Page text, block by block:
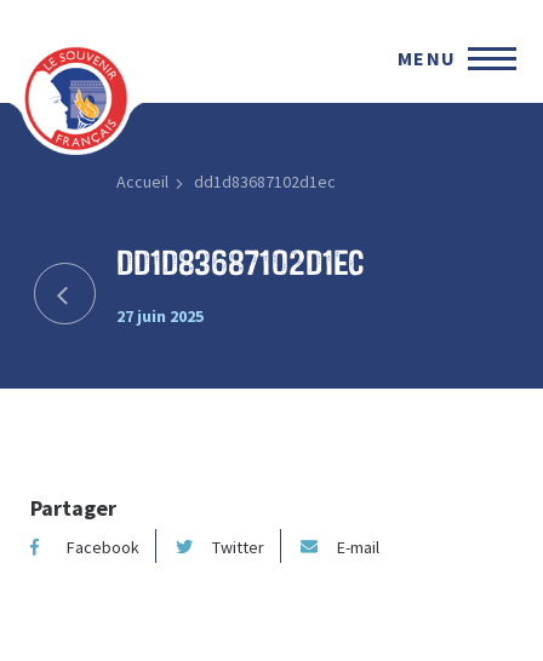
MENU
Accueil dd1d83687102d1ec
dd1d83687102d1ec
27 juin 2025
Partager
Facebook Twitter E-mail